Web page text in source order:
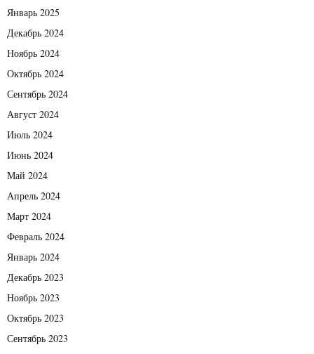
Январь 2025
Декабрь 2024
Ноябрь 2024
Октябрь 2024
Сентябрь 2024
Август 2024
Июль 2024
Июнь 2024
Май 2024
Апрель 2024
Март 2024
Февраль 2024
Январь 2024
Декабрь 2023
Ноябрь 2023
Октябрь 2023
Сентябрь 2023